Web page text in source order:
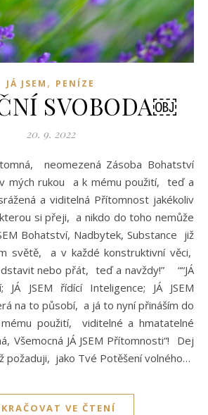
JÁ JSEM , PENÍZE
SVOBODA￼
20. 9. 2022
mých rukou a k mému použití, teď a
a viditelná Přítomnost jakékoliv
si přeji, a nikdo do toho nemůže
Bohatství, Nadbytek, Substance již
světě, a v každé konstruktivní věci,
nebo přát, teď a navždy!” ““JÁ
JÁ JSEM řídící Inteligence; JÁ JSEM
na to působí, a já to nyní přináším do
použití, viditelné a hmatatelné
Všemocná JÁ JSEM Přítomnosti“! Dej
požaduji, jako Tvé Potěšení volného…
VE ČTENÍ